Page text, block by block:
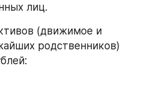
лиц.
родственников)